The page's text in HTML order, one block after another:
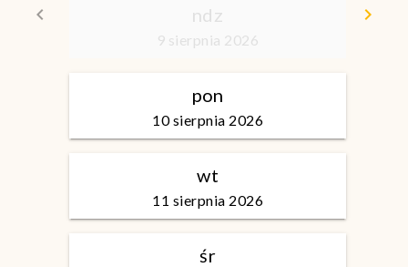
keyboard_arrow_left
keyboard_arrow_right
ndz
9 sierpnia 2026
pon
10 sierpnia 2026
wt
11 sierpnia 2026
śr